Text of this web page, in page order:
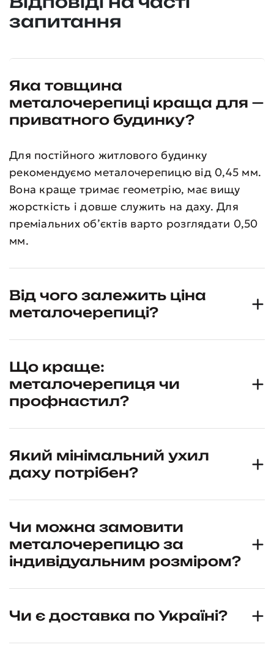
запитання
Яка товщина
металочерепиці краща для
приватного будинку?
Для постійного житлового будинку
рекомендуємо металочерепицю від 0,45 мм.
Вона краще тримає геометрію, має вищу
жорсткість і довше служить на даху. Для
преміальних об’єктів варто розглядати 0,50
мм.
Від чого залежить ціна
металочерепиці?
Що краще:
металочерепиця чи
профнастил?
Який мінімальний ухил
даху потрібен?
Чи можна замовити
металочерепицю за
індивідуальним розміром?
Чи є доставка по Україні?